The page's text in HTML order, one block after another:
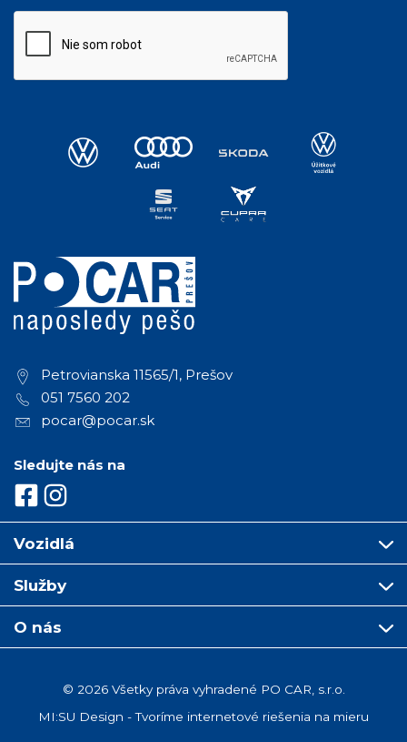
Petrovianska 11565/1, Prešov
051 7560 202
pocar@pocar.sk
Sledujte nás na
Vozidlá
Služby
O nás
© 2026 Všetky práva vyhradené PO CAR, s.r.o.
MI:SU Design - Tvoríme internetové riešenia na mieru